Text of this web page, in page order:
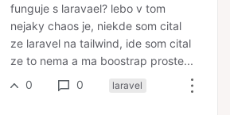
funguje s laravael? lebo v tom
nejaky chaos je, niekde som cital
ze laravel na tailwind, ide som cital
ze to nema a ma boostrap proste...
0
0 laravel